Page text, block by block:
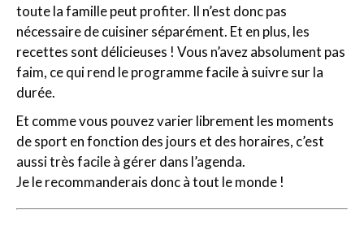
toute la famille peut profiter. Il n’est donc pas
nécessaire de cuisiner séparément. Et en plus, les
recettes sont délicieuses ! Vous n’avez absolument pas
faim, ce qui rend le programme facile à suivre sur la
durée.
Et comme vous pouvez varier librement les moments
de sport en fonction des jours et des horaires, c’est
aussi très facile à gérer dans l’agenda.
Je le recommanderais donc à tout le monde !